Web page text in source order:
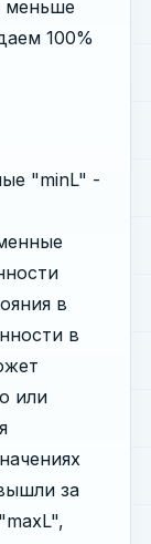
меньше
100%
"minL" -
в
в
или
за